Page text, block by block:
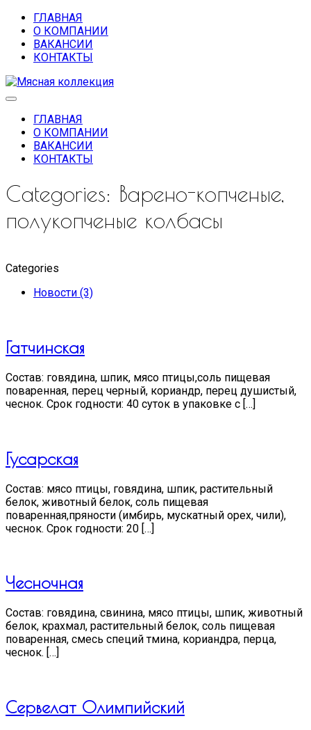
ГЛАВНАЯ
О КОМПАНИИ
ВАКАНСИИ
КОНТАКТЫ
ГЛАВНАЯ
О КОМПАНИИ
ВАКАНСИИ
КОНТАКТЫ
Categories: Варено-копченые,
полукопченые колбасы
Categories
Новости (3)
Гатчинская
Состав: говядина, шпик, мясо птицы,соль пищевая
поваренная, перец черный, кориандр, перец душистый,
чеснок. Срок годности: 40 суток в упаковке с […]
Гусарская
Состав: мясо птицы, говядина, шпик, растительный
белок, животный белок, соль пищевая
поваренная,пряности (имбирь, мускатный орех, чили),
чеснок. Срок годности: 20 […]
Чесночная
Состав: говядина, свинина, мясо птицы, шпик, животный
белок, крахмал, растительный белок, соль пищевая
поваренная, смесь специй тмина, кориандра, перца,
чеснок. […]
Сервелат Олимпийский